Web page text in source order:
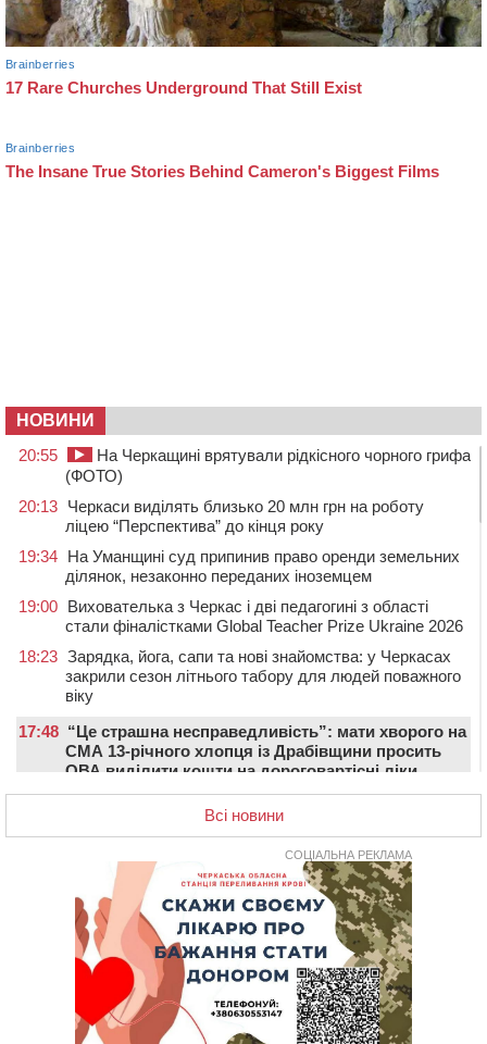
НОВИНИ
20:55
На Черкащині врятували рідкісного чорного грифа
(ФОТО)
20:13 Черкаси виділять близько 20 млн грн на роботу
ліцею “Перспектива” до кінця року
19:34 На Уманщині суд припинив право оренди земельних
ділянок, незаконно переданих іноземцем
19:00 Вихователька з Черкас і дві педагогині з області
стали фіналістками Global Teacher Prize Ukraine 2026
18:23 Зарядка, йога, сапи та нові знайомства: у Черкасах
закрили сезон літнього табору для людей поважного
віку
17:48 “Це страшна несправедливість”: мати хворого на
СМА 13-річного хлопця із Драбівщини просить
ОВА виділити кошти на дороговартісні ліки
На Уманщині судитимуть колишню очільницю відділу
освіти через закупівлю електрики за завищеною
У Черкасах провели в останню путь двох
загиблих воїнів
До 1 вересня у Черкасах оновлюють дорожню
розмітку біля навчальних закладів (ФОТОФАКТ)
На честь загиблого захисника і чемпіона світу в
Черкасах відкрили спортивно-реабілітаційний центр
На Звенигородщині, попри заборону міськради,
Всі новини
СОЦІАЛЬНА РЕКЛАМА